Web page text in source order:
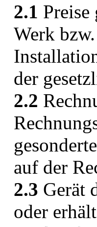
2.1 Preise
Werk
der
2.2
auf der
2.3 Gerät
oder